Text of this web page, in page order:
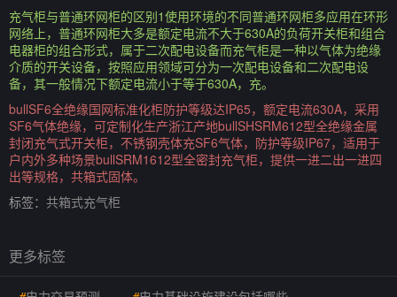
充气柜与普通环网柜的区别1使用环境的不同普通环网柜多应用在环形
网络上，普通环网柜大多是额定电流不大于630A的负荷开关柜和组合
电器柜的组合形式，属于二次配电设备而充气柜是一种以气体为绝缘
介质的开关设备，按照应用领域可分为一次配电设备和二次配电设
备，其一般情况下额定电流小于等于630A，充。
bullSF6全绝缘国网标准化柜防护等级达IP65，额定电流630A，采用
SF6气体绝缘，可定制化生产浙江产地bullSHSRM612型全绝缘金属
封闭充气式开关柜，不锈钢壳体充SF6气体，防护等级IP67，适用于
户内外多种场景bullSRM1612型全密封充气柜，提供一进二出一进四
出等规格，共箱式固体。
标签： 共箱式充气柜
更多标签